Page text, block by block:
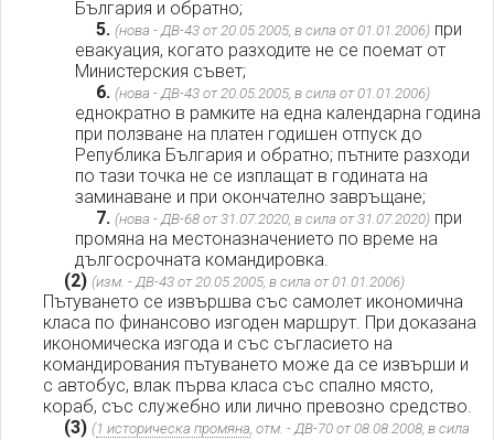
България и обратно;
5. (нова - ДВ-43 от 20.05.2005, в сила от 01.01.2006)при
евакуация, когато разходите не се поемат от
Министерския съвет;
6. (нова - ДВ-43 от 20.05.2005, в сила от 01.01.2006)
еднократно в рамките на една календарна година
при ползване на платен годишен отпуск до
Република България и обратно; пътните разходи
по тази точка не се изплащат в годината на
заминаване и при окончателно завръщане;
7. (нова - ДВ-68 от 31.07.2020, в сила от 31.07.2020)при
промяна на местоназначението по време на
дългосрочната командировка.
(2) (изм. - ДВ-43 от 20.05.2005, в сила от 01.01.2006)
Пътуването се извършва със самолет икономична
класа по финансово изгоден маршрут. При доказана
икономическа изгода и със съгласието на
командирования пътуването може да се извърши и
с автобус, влак първа класа със спално място,
кораб, със служебно или лично превозно средство.
(3) (1 историческа промяна, отм. - ДВ-70 от 08.08.2008, в сила